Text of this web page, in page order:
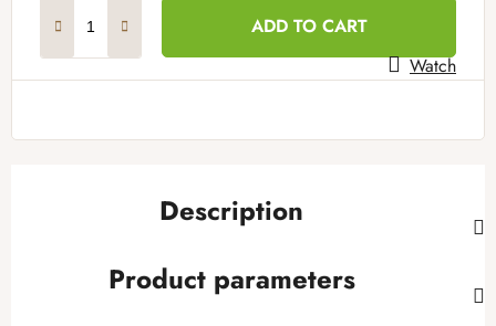
ADD TO CART
Watch
Description
Product parameters